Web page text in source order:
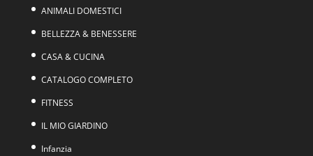
ANIMALI DOMESTICI
BELLEZZA & BENESSERE
CASA & CUCINA
CATALOGO COMPLETO
FITNESS
IL MIO GIARDINO
Infanzia